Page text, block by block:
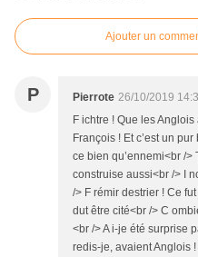
Ajouter un
P Pierrote 26/10/2019
F ichtre ! Que les
François ! Et c’est un
ce bien qu’ennemi<br /
construise aussi<br /> I
/> F rémir destrier ! Ce
dut être cité<br /> C
<br /> A i-je été surprise
redis-je, avaient Anglois